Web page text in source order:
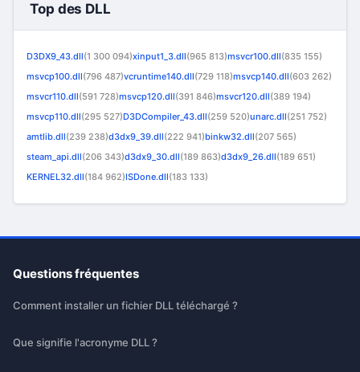
Top des DLL
D3DX9_43.dll(1 300 094)xinput1_3.dll(965 813)msvcr100.dll(835 155)
msvcp100.dll(796 487)vcruntime140.dll(729 118)msvcp140.dll(603 262)
msvcr110.dll(591 728)msvcp120.dll(391 846)msvcr120.dll(389 194)
msvcp110.dll(295 527)D3DCompiler_43.dll(259 520)unarc.dll(251 752)
amtlib.dll(239 238)d3dx9_39.dll(222 941)binkw32.dll(207 565)
steam_api.dll(206 343)d3dx9_30.dll(189 863)d3dx9_26.dll(189 651)
KERNEL32.dll(184 962)ISDone.dll(183 133)
Questions fréquentes
Comment installer un fichier DLL téléchargé ?
Que signifie l'acronyme DLL ?